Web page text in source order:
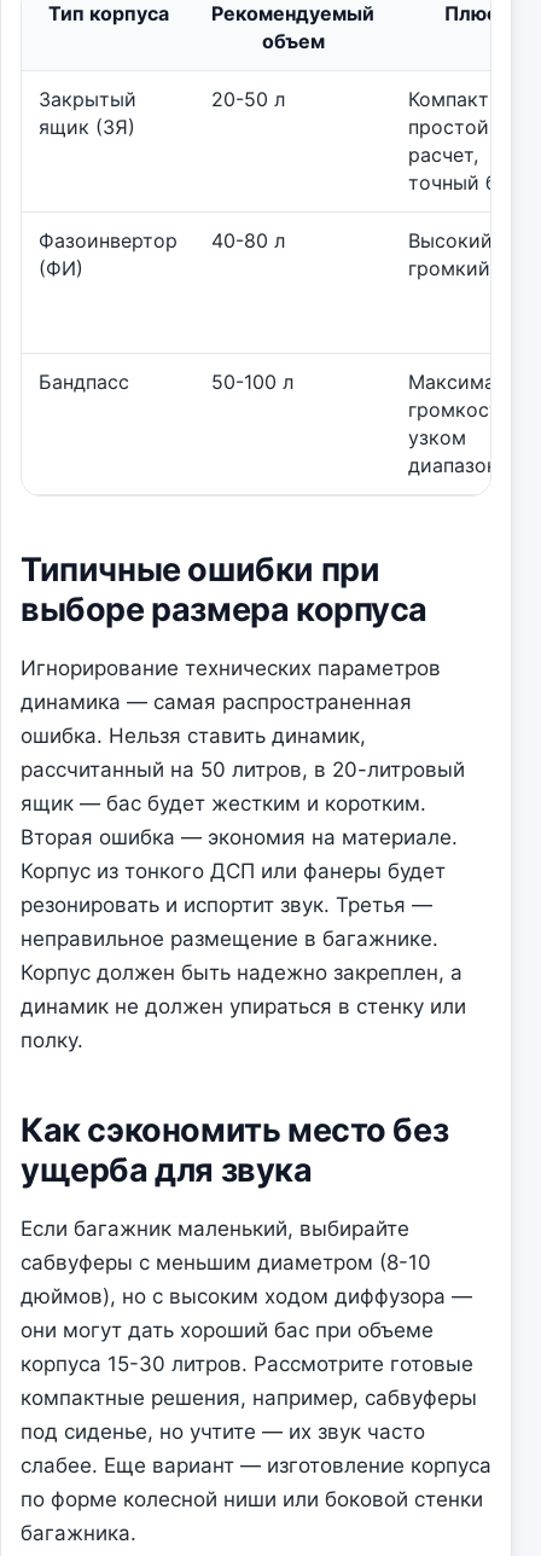
Тип корпуса
Рекомендуемый
объем
Плюсы
Закрытый
ящик (ЗЯ)
20-50 л
Компактный,
простой
расчет,
точный бас
Фазоинвертор
(ФИ)
40-80 л
Высокий
громкий бас
Бандпасс 50-100 л
громкость в
узком
диапазоне
Типичные ошибки при
выборе размера корпуса
Игнорирование технических параметров
динамика — самая распространенная
ошибка. Нельзя ставить динамик,
рассчитанный на 50 литров, в 20-литровый
ящик — бас будет жестким и коротким.
Вторая ошибка — экономия на материале.
Корпус из тонкого ДСП или фанеры будет
резонировать и испортит звук. Третья —
неправильное размещение в багажнике.
Корпус должен быть надежно закреплен, а
динамик не должен упираться в стенку или
полку.
Как сэкономить место без
ущерба для звука
Если багажник маленький, выбирайте
сабвуферы с меньшим диаметром (8-10
дюймов), но с высоким ходом диффузора —
они могут дать хороший бас при объеме
корпуса 15-30 литров. Рассмотрите готовые
компактные решения, например, сабвуферы
под сиденье, но учтите — их звук часто
слабее. Еще вариант — изготовление корпуса
по форме колесной ниши или боковой стенки
багажника.